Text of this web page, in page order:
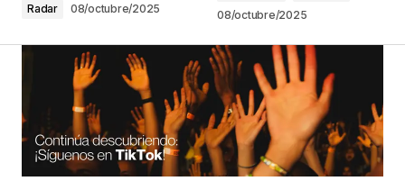
Radar 08/octubre/2025
08/octubre/2025